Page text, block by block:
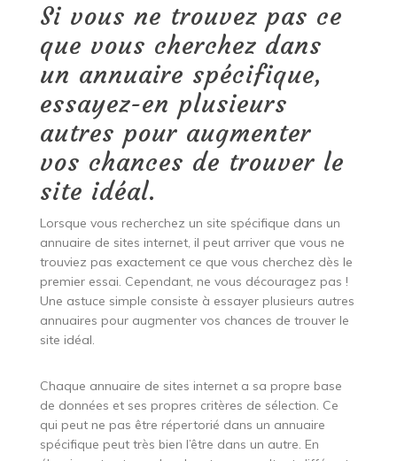
Si vous ne trouvez pas ce
que vous cherchez dans
un annuaire spécifique,
essayez-en plusieurs
autres pour augmenter
vos chances de trouver le
site idéal.
Lorsque vous recherchez un site spécifique dans un
annuaire de sites internet, il peut arriver que vous ne
trouviez pas exactement ce que vous cherchez dès le
premier essai. Cependant, ne vous découragez pas !
Une astuce simple consiste à essayer plusieurs autres
annuaires pour augmenter vos chances de trouver le
site idéal.
Chaque annuaire de sites internet a sa propre base
de données et ses propres critères de sélection. Ce
qui peut ne pas être répertorié dans un annuaire
spécifique peut très bien l’être dans un autre. En